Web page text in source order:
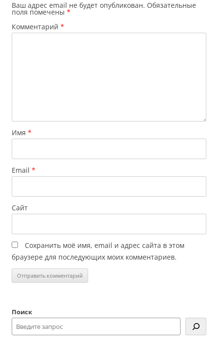
Ваш адрес email не будет опубликован. Обязательные
поля помечены *
Комментарий *
Имя *
Email *
Сайт
Сохранить моё имя, email и адрес сайта в этом
браузере для последующих моих комментариев.
Поиск